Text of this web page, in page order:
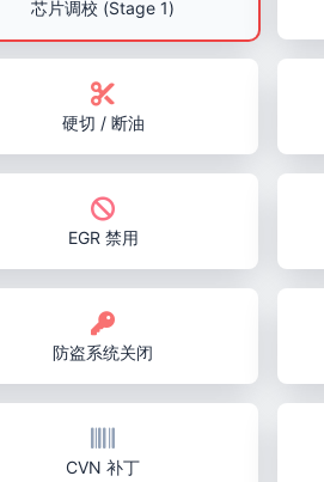
芯片调校 (Stage 1)
硬切 / 断油
EGR 禁用
防盗系统关闭
CVN 补丁